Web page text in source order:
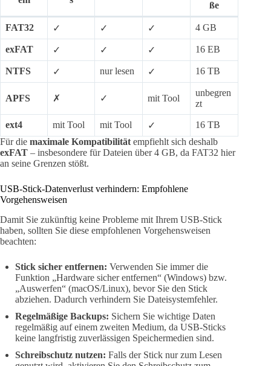
ße
FAT32 ✓ ✓ ✓ 4 GB
exFAT ✓ ✓ ✓ 16 EB
NTFS ✓ nur lesen ✓ 16 TB
APFS ✗ ✓ mit Tool
unbegren
zt
ext4 mit Tool mit Tool ✓
16 TB
Für die maximale Kompatibilität empfiehlt sich deshalb
exFAT – insbesondere für Dateien über 4 GB, da FAT32 hier
an seine Grenzen stößt.
USB-Stick-Datenverlust verhindern: Empfohlene
Vorgehensweisen
Damit Sie zukünftig keine Probleme mit Ihrem USB-Stick
haben, sollten Sie diese empfohlenen Vorgehensweisen
beachten:
Stick sicher entfernen: Verwenden Sie immer die
Funktion „Hardware sicher entfernen“ (Windows) bzw.
„Auswerfen“ (macOS/Linux), bevor Sie den Stick
abziehen. Dadurch verhindern Sie Dateisystemfehler.
Regelmäßige Backups: Sichern Sie wichtige Daten
regelmäßig auf einem zweiten Medium, da USB-Sticks
keine langfristig zuverlässigen Speichermedien sind.
Schreibschutz nutzen: Falls der Stick nur zum Lesen